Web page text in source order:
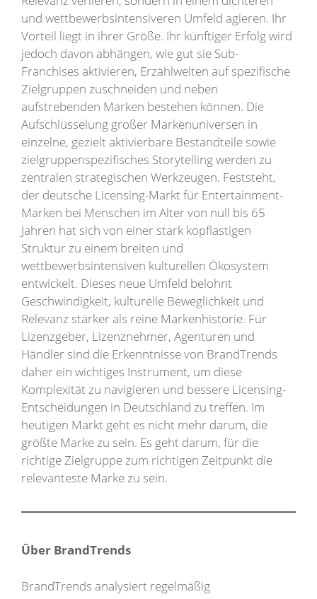
und wettbewerbsintensiveren Umfeld agieren. Ihr
Vorteil liegt in ihrer Größe. Ihr künftiger Erfolg wird
jedoch davon abhängen, wie gut sie Sub-
Franchises aktivieren, Erzählwelten auf spezifische
Zielgruppen zuschneiden und neben
aufstrebenden Marken bestehen können. Die
Aufschlüsselung großer Markenuniversen in
einzelne, gezielt aktivierbare Bestandteile sowie
zielgruppenspezifisches Storytelling werden zu
zentralen strategischen Werkzeugen. Feststeht,
der deutsche Licensing-Markt für Entertainment-
Marken bei Menschen im Alter von null bis 65
Jahren hat sich von einer stark kopflastigen
Struktur zu einem breiten und
wettbewerbsintensiven kulturellen Ökosystem
entwickelt. Dieses neue Umfeld belohnt
Geschwindigkeit, kulturelle Beweglichkeit und
Relevanz stärker als reine Markenhistorie. Für
Lizenzgeber, Lizenznehmer, Agenturen und
Händler sind die Erkenntnisse von BrandTrends
daher ein wichtiges Instrument, um diese
Komplexität zu navigieren und bessere Licensing-
Entscheidungen in Deutschland zu treffen. Im
heutigen Markt geht es nicht mehr darum, die
größte Marke zu sein. Es geht darum, für die
richtige Zielgruppe zum richtigen Zeitpunkt die
relevanteste Marke zu sein.
Über BrandTrends
BrandTrends analysiert regelmäßig